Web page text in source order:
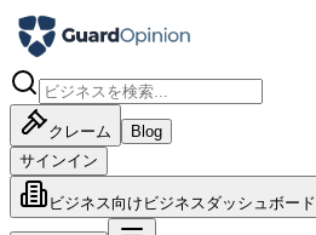
クレーム
Blog
サインイン
ビジネス向け ビジネスダッシュボード